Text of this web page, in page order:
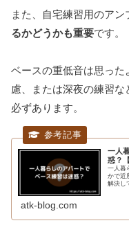
また、自宅練習用のアン
るかどうかも重要です。
ベースの重低音は思っ
慮、または深夜の練習
必ずあります。
一人
惑？
一人暮
かで近
解決し
atk-blog.com